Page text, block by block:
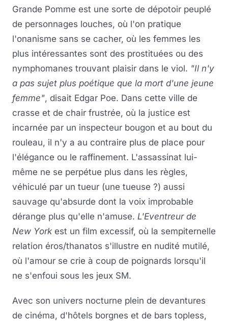
Grande Pomme est une sorte de dépotoir peuplé
de personnages louches, où l'on pratique
l'onanisme sans se cacher, où les femmes les
plus intéressantes sont des prostituées ou des
nymphomanes trouvant plaisir dans le viol. "Il n'y
a pas sujet plus poétique que la mort d'une jeune
femme", disait Edgar Poe. Dans cette ville de
crasse et de chair frustrée, où la justice est
incarnée par un inspecteur bougon et au bout du
rouleau, il n'y a au contraire plus de place pour
l'élégance ou le raffinement. L'assassinat lui-
même ne se perpétue plus dans les règles,
véhiculé par un tueur (une tueuse ?) aussi
sauvage qu'absurde dont la voix improbable
dérange plus qu'elle n'amuse. L'Eventreur de
New York est un film excessif, où la sempiternelle
relation éros/thanatos s'illustre en nudité mutilé,
où l'amour se crie à coup de poignards lorsqu'il
ne s'enfoui sous les jeux SM.
Avec son univers nocturne plein de devantures
de cinéma, d'hôtels borgnes et de bars topless,